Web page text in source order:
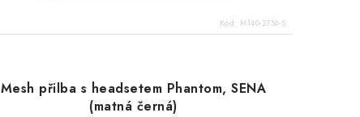
Kód:M140-2756-S
Mesh přilba s headsetem Phantom, SENA
(matná černá)